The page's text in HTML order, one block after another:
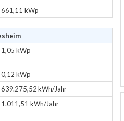
661,11 kWp
1,05 kWp
0,12 kWp
639.275,52 kWh/Jahr
1.011,51 kWh/Jahr